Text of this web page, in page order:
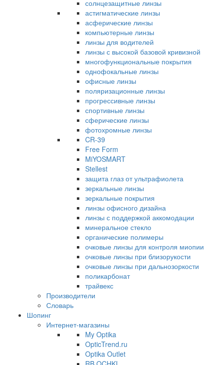
солнцезащитные линзы
астигматические линзы
асферические линзы
компьютерные линзы
линзы для водителей
линзы с высокой базовой кривизной
многофункциональные покрытия
однофокальные линзы
офисные линзы
поляризационные линзы
прогрессивные линзы
спортивные линзы
сферические линзы
фотохромные линзы
CR-39
Free Form
MiYOSMART
Stellest
защита глаз от ультрафиолета
зеркальные линзы
зеркальные покрытия
линзы офисного дизайна
линзы с поддержкой аккомодации
минеральное стекло
органические полимеры
очковые линзы для контроля миопии
очковые линзы при близорукости
очковые линзы при дальнозоркости
поликарбонат
трайвекс
Производители
Словарь
Шопинг
Интернет-магазины
My Optika
OpticTrend.ru
Optika Outlet